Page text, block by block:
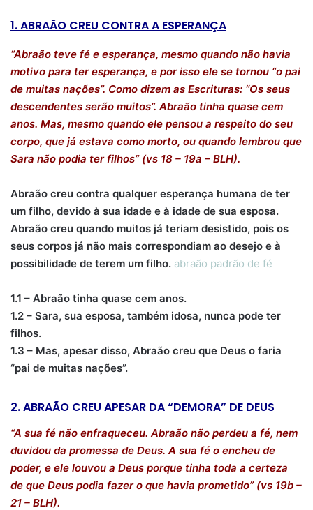
1. ABRAÃO CREU CONTRA A ESPERANÇA
“Abraão teve fé e esperança, mesmo quando não havia
motivo para ter esperança, e por isso ele se tornou “o pai
de muitas nações”. Como dizem as Escrituras: “Os seus
descendentes serão muitos”. Abraão tinha quase cem
anos. Mas, mesmo quando ele pensou a respeito do seu
corpo, que já estava como morto, ou quando lembrou que
Sara não podia ter filhos” (vs 18 – 19a – BLH).
Abraão creu contra qualquer esperança humana de ter
um filho, devido à sua idade e à idade de sua esposa.
Abraão creu quando muitos já teriam desistido, pois os
seus corpos já não mais correspondiam ao desejo e à
possibilidade de terem um filho. abraão padrão de fé
1.1 – Abraão tinha quase cem anos.
1.2 – Sara, sua esposa, também idosa, nunca pode ter
filhos.
1.3 – Mas, apesar disso, Abraão creu que Deus o faria
“pai de muitas nações”.
2. ABRAÃO CREU APESAR DA “DEMORA” DE DEUS
“A sua fé não enfraqueceu. Abraão não perdeu a fé, nem
duvidou da promessa de Deus. A sua fé o encheu de
poder, e ele louvou a Deus porque tinha toda a certeza
de que Deus podia fazer o que havia prometido” (vs 19b –
21 – BLH).